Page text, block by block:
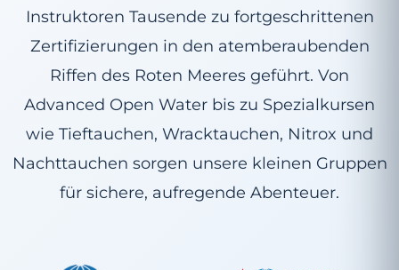
Instruktoren Tausende zu fortgeschrittenen
Zertifizierungen in den atemberaubenden
Riffen des Roten Meeres geführt. Von
Advanced Open Water bis zu Spezialkursen
wie Tieftauchen, Wracktauchen, Nitrox und
Nachttauchen sorgen unsere kleinen Gruppen
für sichere, aufregende Abenteuer.